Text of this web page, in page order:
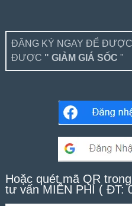
ĐĂNG KÝ NGAY ĐỂ ĐƯỢC
ĐƯỢC " GIẢM GIÁ SỐC "
Hoặc quét mã QR
tư vấn MIỄN PHÍ ( ĐT: